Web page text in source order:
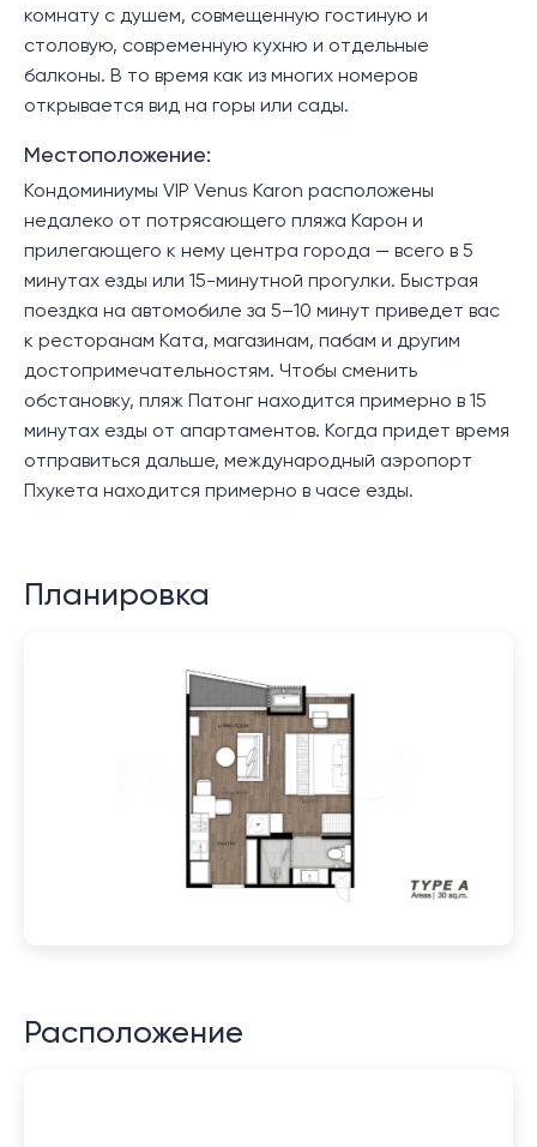
комнату с душем, совмещенную гостиную и
столовую, современную кухню и отдельные
балконы. В то время как из многих номеров
открывается вид на горы или сады.
Местоположение:
Кондоминиумы VIP Venus Karon расположены
недалеко от потрясающего пляжа Карон и
прилегающего к нему центра города — всего в 5
минутах езды или 15-минутной прогулки. Быстрая
поездка на автомобиле за 5–10 минут приведет вас
к ресторанам Ката, магазинам, пабам и другим
достопримечательностям. Чтобы сменить
обстановку, пляж Патонг находится примерно в 15
минутах езды от апартаментов. Когда придет время
отправиться дальше, международный аэропорт
Пхукета находится примерно в часе езды.
Планировка
Расположение